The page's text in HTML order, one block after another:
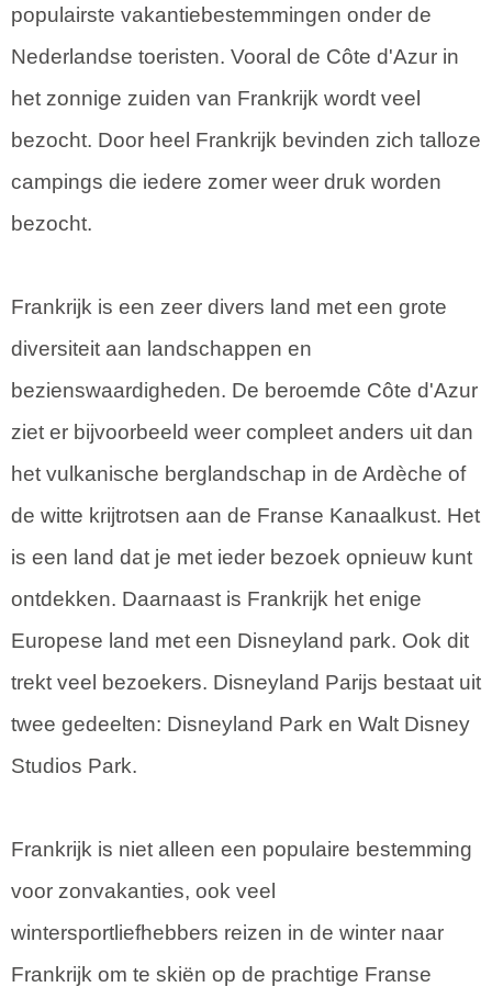
populairste vakantiebestemmingen onder de
Nederlandse toeristen. Vooral de Côte d'Azur in
het zonnige zuiden van Frankrijk wordt veel
bezocht. Door heel Frankrijk bevinden zich talloze
campings die iedere zomer weer druk worden
bezocht.
Frankrijk is een zeer divers land met een grote
diversiteit aan landschappen en
bezienswaardigheden. De beroemde Côte d'Azur
ziet er bijvoorbeeld weer compleet anders uit dan
het vulkanische berglandschap in de Ardèche of
de witte krijtrotsen aan de Franse Kanaalkust. Het
is een land dat je met ieder bezoek opnieuw kunt
ontdekken. Daarnaast is Frankrijk het enige
Europese land met een Disneyland park. Ook dit
trekt veel bezoekers. Disneyland Parijs bestaat uit
twee gedeelten: Disneyland Park en Walt Disney
Studios Park.
Frankrijk is niet alleen een populaire bestemming
voor zonvakanties, ook veel
wintersportliefhebbers reizen in de winter naar
Frankrijk om te skiën op de prachtige Franse